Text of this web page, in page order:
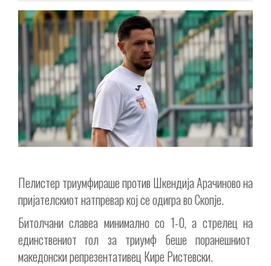
Пелистер триумфираше против Шкендија Арачиново на
пријателскиот натпревар кој се одигра во Скопје.
Битолчани славеа минимално со 1-0, а стрелец на
единствениот гол за триумф беше поранешниот
македонски репрезентативец Кире Ристевски.